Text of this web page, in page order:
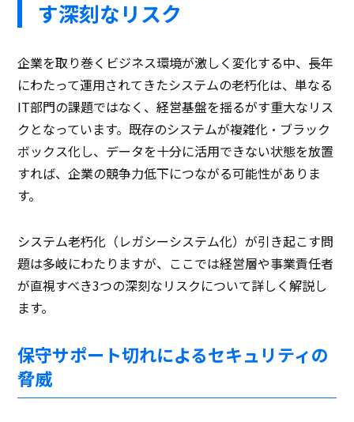
す深刻なリスク
企業を取り巻くビジネス環境が激しく変化する中、長年
にわたって運用されてきたシステムの老朽化は、単なる
IT部門の課題ではなく、経営基盤を揺るがす重大なリス
クとなっています。既存のシステムが複雑化・ブラック
ボックス化し、データを十分に活用できない状態を放置
すれば、企業の競争力低下につながる可能性がありま
す。
システム老朽化（レガシーシステム化）が引き起こす問
題は多岐にわたりますが、ここでは経営層や事業責任者
が直視すべき3つの深刻なリスクについて詳しく解説し
ます。
保守サポート切れによるセキュリティの
脅威